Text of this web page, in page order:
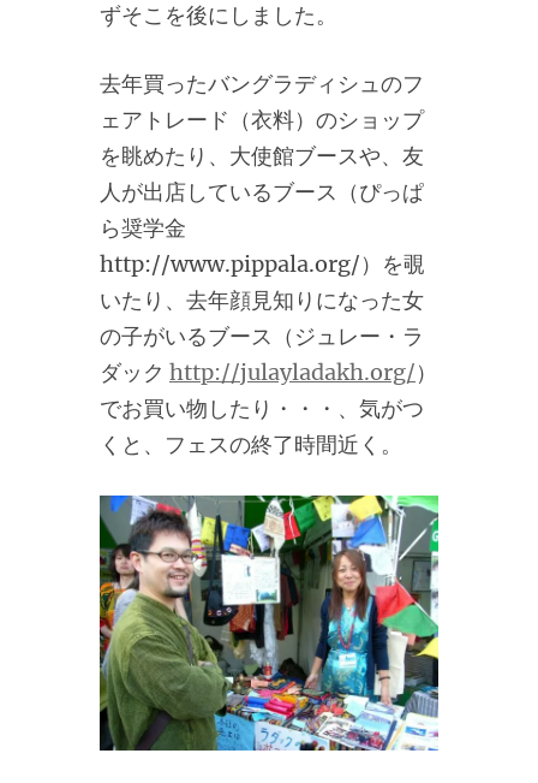
ずそこを後にしました。
去年買ったバングラディシュのフ
ェアトレード（衣料）のショップ
を眺めたり、大使館ブースや、友
人が出店しているブース（ぴっぱ
ら奨学金
http://www.pippala.org/）を覗
いたり、去年顔見知りになった女
の子がいるブース（ジュレー・ラ
ダック http://julayladakh.org/）
でお買い物したり・・・、気がつ
くと、フェスの終了時間近く。